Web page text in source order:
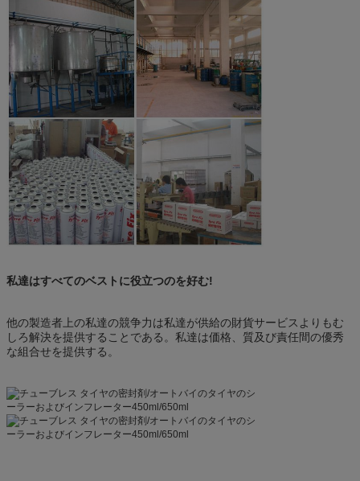
私達はすべてのベストに役立つのを好む!
他の製造者上の私達の競争力は私達が供給の財貨サービスよりもむ
しろ解決を提供することである。私達は価格、質及び責任間の優秀
な組合せを提供する。